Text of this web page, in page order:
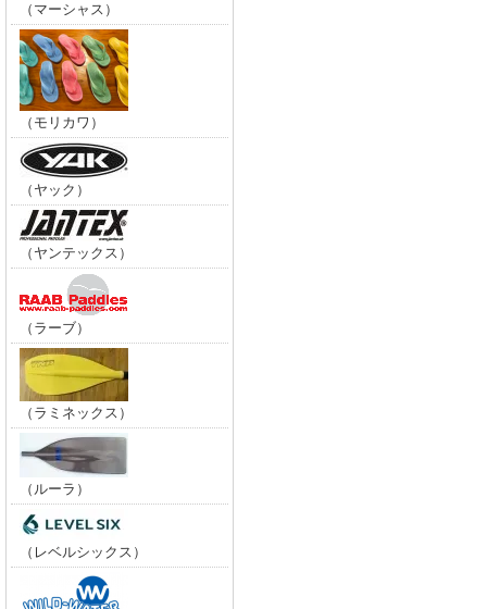
（マーシャス）
（モリカワ）
（ヤック）
（ヤンテックス）
（ラーブ）
（ラミネックス）
（ルーラ）
（レベルシックス）